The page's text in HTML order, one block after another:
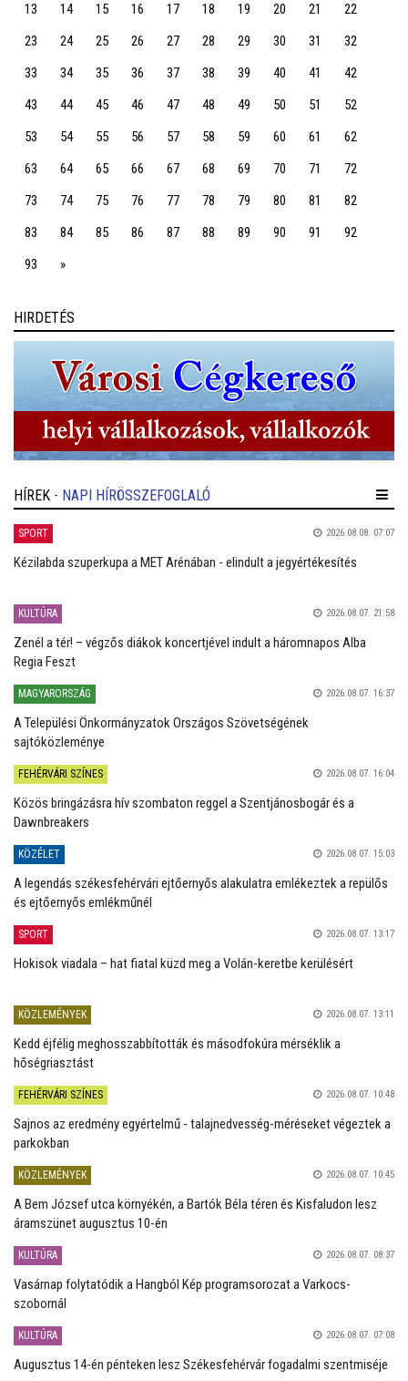
13 14 15 16 17 18 19 20 21
22
23
24 25 26 27 28 29 30 31
32
33
34 35 36 37 38 39 40 41
42
43
44 45 46 47 48 49 50 51
52
53
54 55 56 57 58 59 60 61
62
63
64 65 66 67 68 69 70 71
72
73
74 75 76 77 78 79 80 81
82
83
84 85 86 87 88 89 90 91
92
93
»
HIRDETÉS
HÍREK - NAPI HÍRÖSSZEFOGLALÓ
SPORT 2026.08.08. 07:07
Kézilabda szuperkupa a MET Arénában - elindult a jegyértékesítés
KULTÚRA 2026.08.07. 21:58
Zenél a tér! – végzős diákok koncertjével indult a háromnapos Alba
Regia Feszt
MAGYARORSZÁG 2026.08.07. 16:37
A Települési Önkormányzatok Országos Szövetségének
sajtóközleménye
FEHÉRVÁRI SZÍNES 2026.08.07. 16:04
Közös bringázásra hív szombaton reggel a Szentjánosbogár és a
Dawnbreakers
KÖZÉLET 2026.08.07. 15:03
A legendás székesfehérvári ejtőernyős alakulatra emlékeztek a repülős
és ejtőernyős emlékműnél
SPORT 2026.08.07. 13:17
Hokisok viadala – hat fiatal küzd meg a Volán-keretbe kerülésért
KÖZLEMÉNYEK 2026.08.07. 13:11
Kedd éjfélig meghosszabbították és másodfokúra mérséklik a
hőségriasztást
FEHÉRVÁRI SZÍNES 2026.08.07. 10:48
Sajnos az eredmény egyértelmű - talajnedvesség-méréseket végeztek a
parkokban
KÖZLEMÉNYEK 2026.08.07. 10:45
A Bem József utca környékén, a Bartók Béla téren és Kisfaludon lesz
áramszünet augusztus 10-én
KULTÚRA 2026.08.07. 08:37
Vasárnap folytatódik a Hangból Kép programsorozat a Varkocs-
szobornál
KULTÚRA 2026.08.07. 07:08
Augusztus 14-én pénteken lesz Székesfehérvár fogadalmi szentmiséje